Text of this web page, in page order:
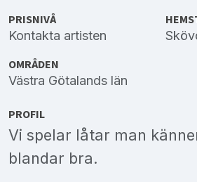
PRISNIVÅ
Kontakta artisten
OMRÅDEN
Västra Götalands län
PROFIL
Vi spelar låtar man
blandar bra.